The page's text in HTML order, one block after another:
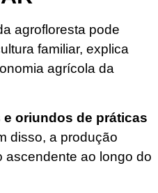
agrofloresta pode
familiar, explica
agrícola da
oriundos de práticas
disso, a produção
ascendente ao longo do